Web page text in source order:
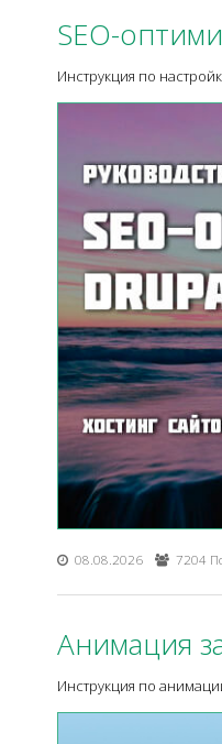
SEO-
Инструкция по
08.08.2026 7204
Анимация
Инструкция по